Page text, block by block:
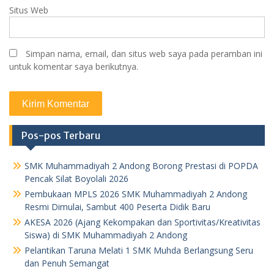
Situs Web
Simpan nama, email, dan situs web saya pada peramban ini
untuk komentar saya berikutnya.
Pos-pos Terbaru
SMK Muhammadiyah 2 Andong Borong Prestasi di POPDA
Pencak Silat Boyolali 2026
Pembukaan MPLS 2026 SMK Muhammadiyah 2 Andong
Resmi Dimulai, Sambut 400 Peserta Didik Baru
AKESA 2026 (Ajang Kekompakan dan Sportivitas/Kreativitas
Siswa) di SMK Muhammadiyah 2 Andong
Pelantikan Taruna Melati 1 SMK Muhda Berlangsung Seru
dan Penuh Semangat